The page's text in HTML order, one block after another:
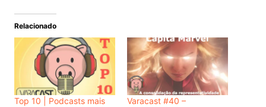
Relacionado
Top 10 | Podcasts mais
Varacast #40 –